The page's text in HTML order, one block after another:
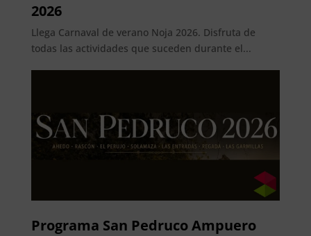
2026
Llega Carnaval de verano Noja 2026. Disfruta de
todas las actividades que suceden durante el...
Programa San Pedruco Ampuero